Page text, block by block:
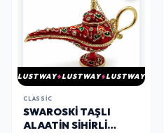
LUSTWAY LUSTWAY LUSTWAY
CLASSIC
SWAROSKI TAŞLI
ALAATIN SIHIRLI